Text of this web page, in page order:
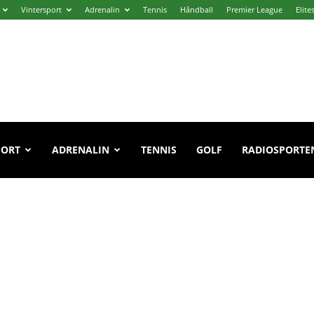
Vintersport Adrenalin Tennis Håndball Premier League
ADRENALIN TENNIS GOLF